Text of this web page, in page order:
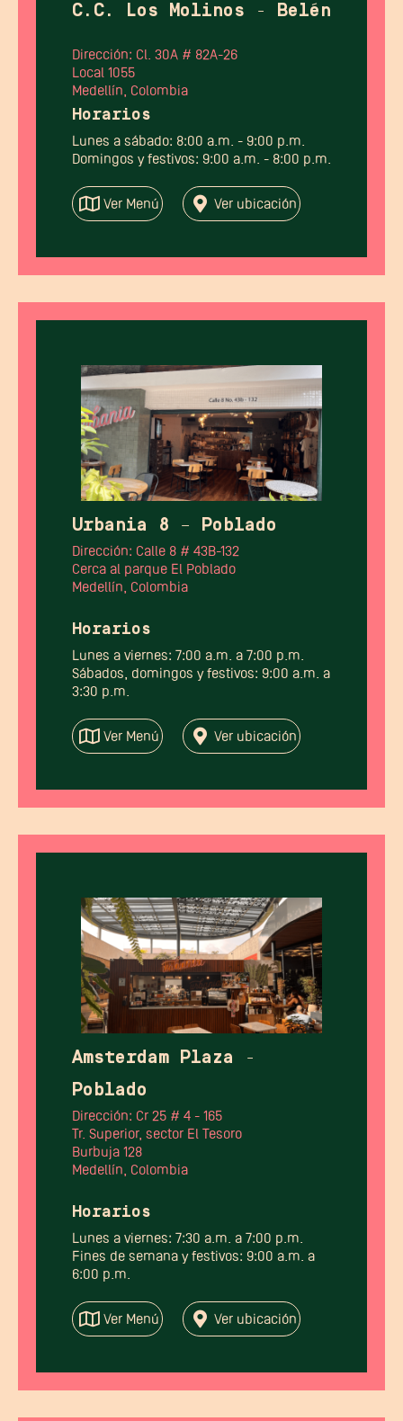
C.C. Los Molinos - Belén
Dirección: Cl. 30A # 82A-26
Local 1055
Medellín, Colombia
Horarios
Lunes a sábado: 8:00 a.m. - 9:00 p.m.
Domingos y festivos: 9:00 a.m. - 8:00 p.m.
Ver Menú Ver ubicación
Urbania 8 – Poblado
Dirección: Calle 8 # 43B-132
Cerca al parque El Poblado
Medellín, Colombia
Horarios
Lunes a viernes: 7:00 a.m. a 7:00 p.m.
Sábados, domingos y festivos: 9:00 a.m. a
3:30 p.m.
Ver Menú Ver ubicación
Amsterdam Plaza -
Poblado
Dirección: Cr 25 # 4 - 165
Tr. Superior, sector El Tesoro
Burbuja 128
Medellín, Colombia
Horarios
Lunes a viernes: 7:30 a.m. a 7:00 p.m.
Fines de semana y festivos: 9:00 a.m. a
6:00 p.m.
Ver Menú Ver ubicación